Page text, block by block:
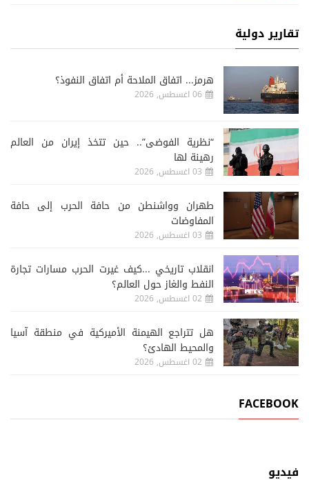
تقارير دولية
هرمز... اتفاق الملاحة أم اتفاق النفوذ؟
06 اغسطس, 2026
“نظرية الفوضى”.. حين تتخذ إيران من العالم
رهينة لها
03 اغسطس, 2026
طهران وواشنطن من حافة الحرب إلى حافة
المفاوضات
03 اغسطس, 2026
انقلاب تاريخي ...كيف غيرت الحرب مسارات تجارة
النفط والغاز حول العالم؟
02 اغسطس, 2026
هل تتراجع الهيمنة الأميركية في منطقة آسيا
والمحيط الهادئ؟
02 اغسطس, 2026
FACEBOOK
فيديو